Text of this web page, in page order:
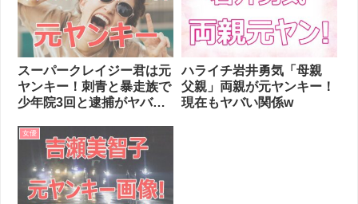
スーパークレイジー君は元
ヤンキー！刺青と暴走族で
少年院3回と逮捕がヤバ
ハライチ岩井勇気「母親
父親」両親が元ヤンキー！
現在もヤバい関係w
女優